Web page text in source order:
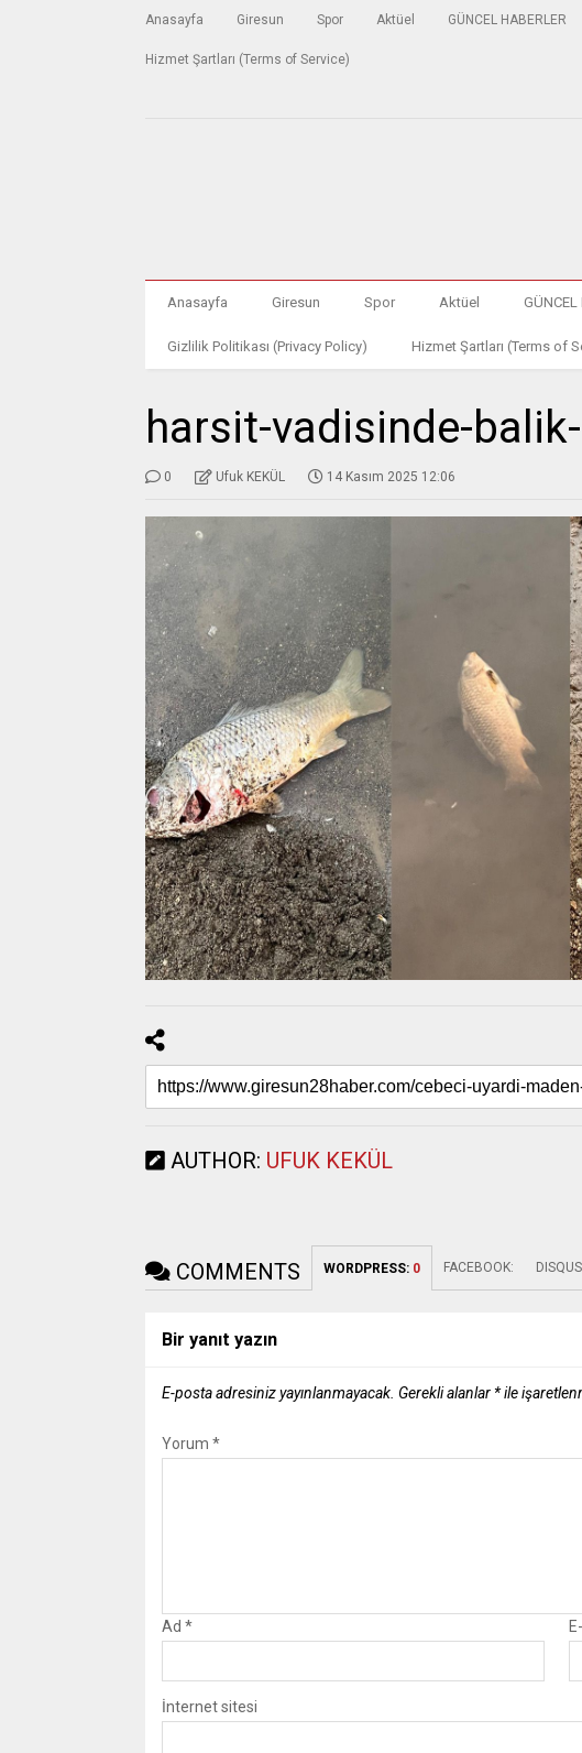
Anasayfa Giresun Spor Aktüel GÜNCEL HABERLER
Hizmet Şartları (Terms of Service)
Anasayfa Giresun Spor Aktüel GÜNCEL
Gizlilik Politikası (Privacy Policy) Hizmet Şartları (Terms of
harsit-vadisinde-
0 Ufuk KEKÜL 14 Kasım 2025 12:06
AUTHOR: UFUK KEKÜL
COMMENTS WORDPRESS: 0 FACEBOOK:
Bir yanıt yazın
E-posta adresiniz yayınlanmayacak. Gerekli alanlar *ile
Yorum *
Ad *
İnternet sitesi